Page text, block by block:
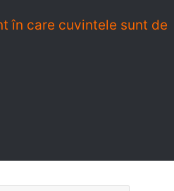
în care cuvintele sunt de